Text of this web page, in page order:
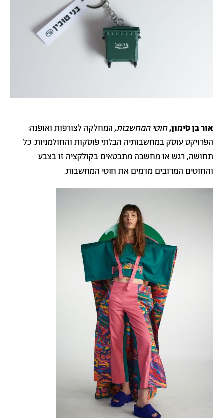
אור בן סימון,חוטי המחשבות,המחלקה לצורפות ואופנה:
הפרויקט עוסק במחשבותיה הבלתי פוסקות והחולמניות. כל
תחושה, רגש או מחשבה מתבטאים בקולקציה זו בצבע
והחוטים המרובים מדמים את חוטי המחשבות.